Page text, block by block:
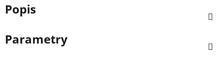
Popis
Parametry